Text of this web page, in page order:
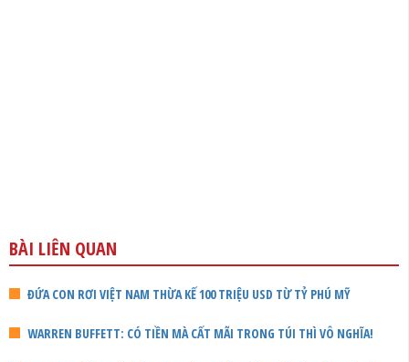
BÀI LIÊN QUAN
ĐỨA CON RƠI VIỆT NAM THỪA KẾ 100 TRIỆU USD TỪ TỶ PHÚ MỸ
WARREN BUFFETT: CÓ TIỀN MÀ CẤT MÃI TRONG TÚI THÌ VÔ NGHĨA!